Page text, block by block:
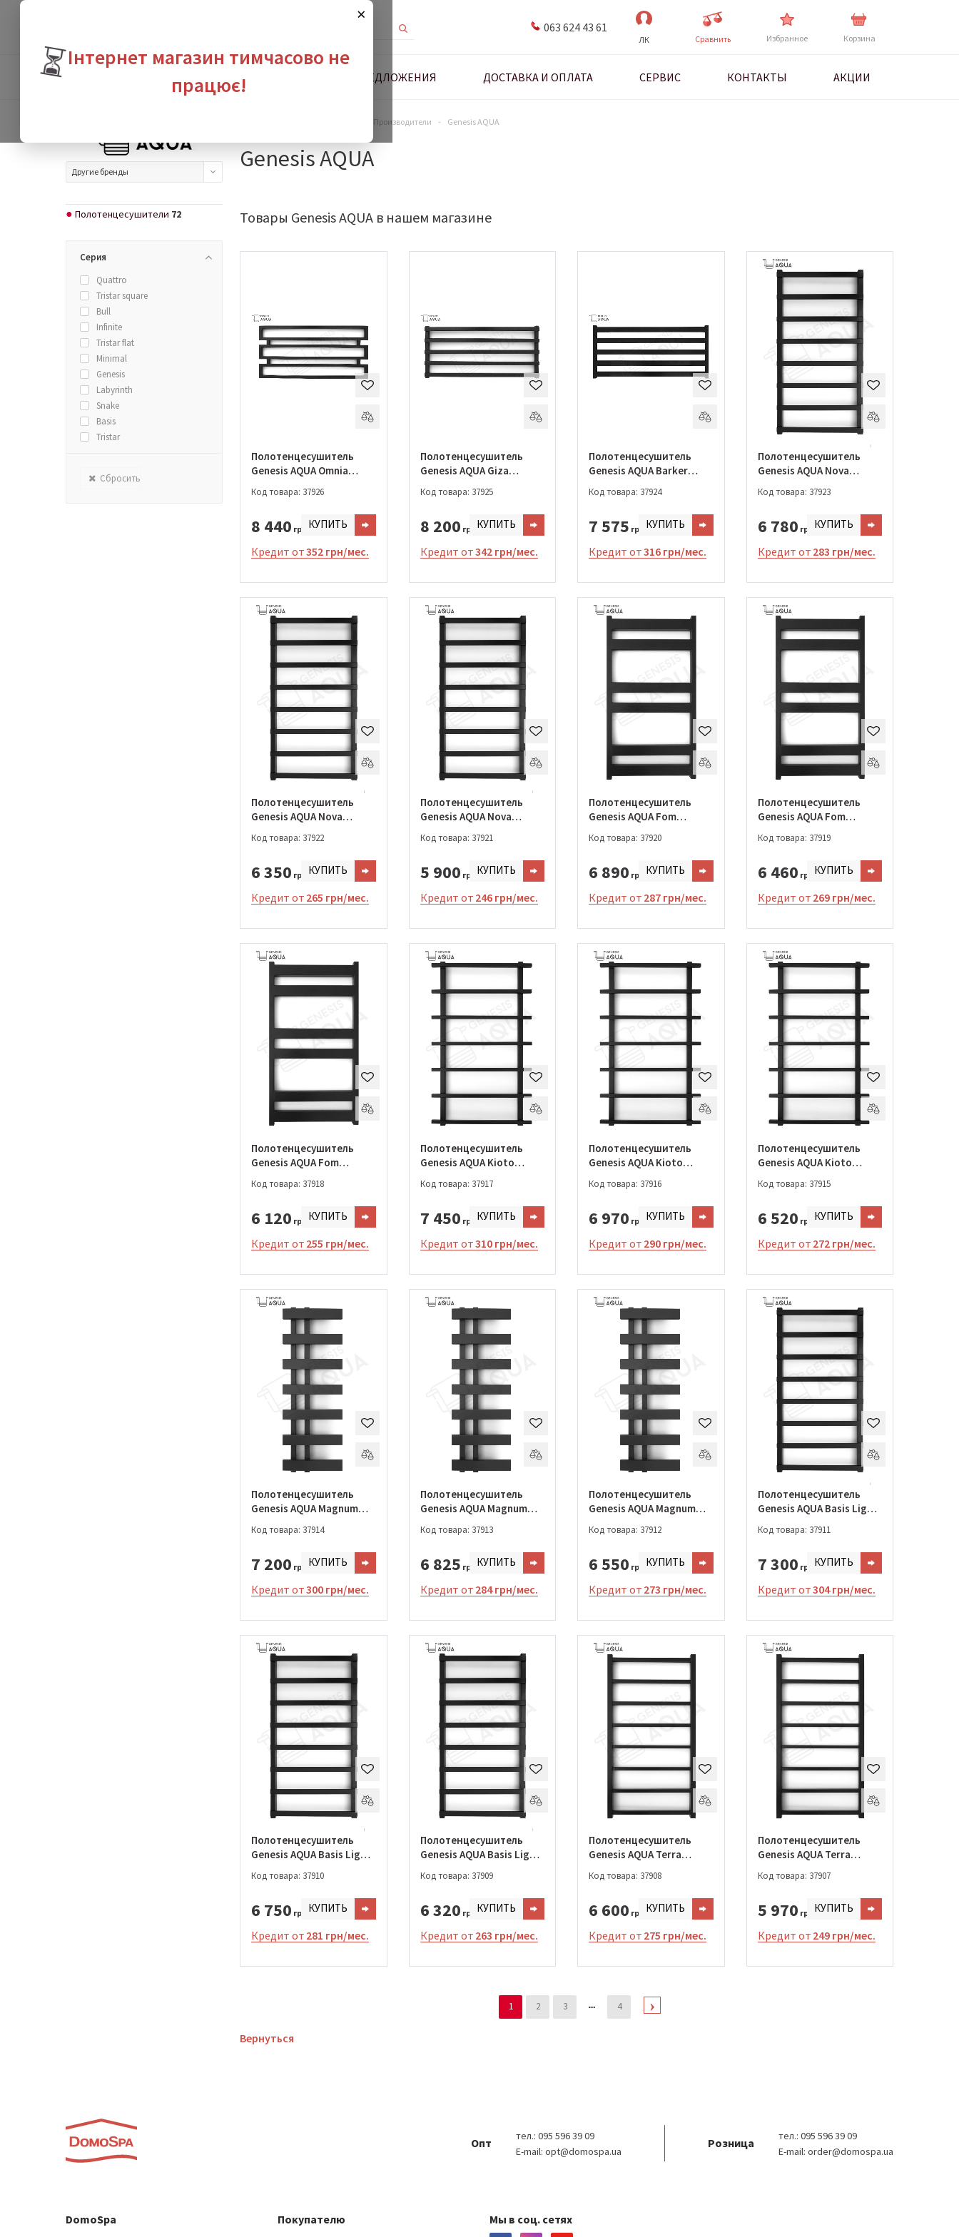
×
⏳Інтернет магазин тимчасово не
працює!
063 624 43 61
ЛК Cравнить Избранное Корзина
ВЫГОДНЫЕ ПРЕДЛОЖЕНИЯ ДОСТАВКА И ОПЛАТА СЕРВИС КОНТАКТЫ АКЦИИ
Другие бренды
Полотенцесушители 72
Серия
Quattro
Tristar square
Bull
Infinite
Tristar flat
Minimal
Genesis
Labyrinth
Snake
Basis
Tristar
Combo
Сбросить
Производители - Genesis AQUA
Genesis AQUA
Товары Genesis AQUA в нашем магазине
Полотенцесушитель
Genesis AQUA Omnia
Код товара: 37926
8 440 грн.КУПИТЬ
Кредит от352 грн/мес.
Полотенцесушитель
Genesis AQUA Giza
Код товара: 37925
8 200 грн.КУПИТЬ
Кредит от342 грн/мес.
Полотенцесушитель
Genesis AQUA Barker
Код товара: 37924
7 575 грн.КУПИТЬ
Кредит от316 грн/мес.
Полотенцесушитель
Genesis AQUA Nova
Код товара: 37923
6 780 грн.КУПИТЬ
Кредит от 283 грн/мес.
Полотенцесушитель
Genesis AQUA Nova
Код товара: 37922
6 350 грн.КУПИТЬ
Кредит от 265 грн/мес.
Полотенцесушитель
Genesis AQUA Nova
Код товара: 37921
5 900 грн.КУПИТЬ
Кредит от 246 грн/мес.
Полотенцесушитель
Genesis AQUA Fom
Код товара: 37920
6 890 грн.КУПИТЬ
Кредит от 287 грн/мес.
Полотенцесушитель
Genesis AQUA Fom
Код товара: 37919
6 460 грн.КУПИТЬ
Кредит от 269 грн/мес.
Полотенцесушитель
Genesis AQUA Fom
Код товара: 37918
6 120 грн.КУПИТЬ
Кредит от 255 грн/мес.
Полотенцесушитель
Genesis AQUA Kioto
Код товара: 37917
7 450 грн.КУПИТЬ
Кредит от310 грн/мес.
Полотенцесушитель
Genesis AQUA Kioto
Код товара: 37916
6 970 грн.КУПИТЬ
Кредит от 290 грн/мес.
Полотенцесушитель
Genesis AQUA Kioto
Код товара: 37915
6 520 грн.КУПИТЬ
Кредит от 272 грн/мес.
Полотенцесушитель
Genesis AQUA Magnum
1200)
Код товара: 37914
7 200 грн.КУПИТЬ
Кредит от300 грн/мес.
Полотенцесушитель
Genesis AQUA Magnum
1000)
Код товара: 37913
6 825 грн.КУПИТЬ
Кредит от 284 грн/мес.
Полотенцесушитель
Genesis AQUA Magnum
Код товара: 37912
6 550 грн.КУПИТЬ
Кредит от 273 грн/мес.
Полотенцесушитель
Genesis AQUA Basis Light
Код товара: 37911
7 300 грн.КУПИТЬ
Кредит от304 грн/мес.
Полотенцесушитель
Genesis AQUA Basis Light
Код товара: 37910
6 750 грн.КУПИТЬ
Кредит от 281 грн/мес.
Полотенцесушитель
Genesis AQUA Basis Light
Код товара: 37909
6 320 грн.КУПИТЬ
Кредит от 263 грн/мес.
Полотенцесушитель
Genesis AQUA Terra
Код товара: 37908
6 600 грн.КУПИТЬ
Кредит от 275 грн/мес.
Полотенцесушитель
Genesis AQUA Terra
Код товара: 37907
5 970 грн.КУПИТЬ
Кредит от 249 грн/мес.
1 2 3 4
Вернуться
Опт
тел.: 095 596 39 09
E-mail: opt@domospa.ua
Розница
тел.: 095 596 39 09
E-mail: order@domospa.ua
DomoSpa Покупателю Мы в соц. сетях